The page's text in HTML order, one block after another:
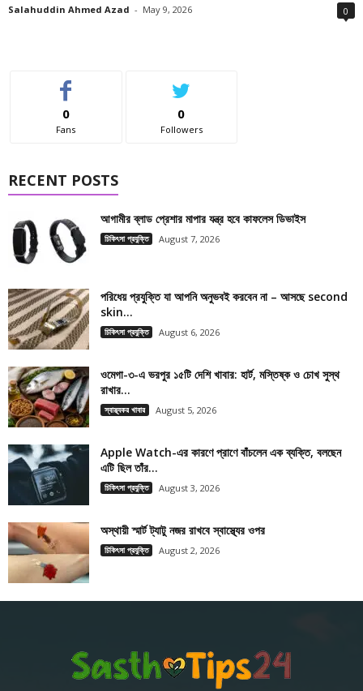
Salahuddin Ahmed Azad - May 9, 2026 0
0
Fans
0
Followers
RECENT POSTS
আগামীর ব্লাড প্রেশার মাপার যন্ত্র হবে কাফলেস ডিভাইস
চিকিৎসা প্রযুক্তি August 7, 2026
পরিধেয় প্রযুক্তি যা আপনি অনুভবই করবেন না – আসছে second
skin...
চিকিৎসা প্রযুক্তি August 6, 2026
ওমেগা-৩-এ ভরপুর ১৫টি দেশি খাবার: হার্ট, মস্তিষ্ক ও চোখ সুস্থ
রাখার...
স্বাস্থ্যকর খাবার August 5, 2026
Apple Watch-এর কারণে প্রাণে বাঁচলেন এক ব্যক্তি, বলছেন
এটি ছিল তাঁর...
চিকিৎসা প্রযুক্তি August 3, 2026
অস্থায়ী স্মার্ট ট্যাটু নজর রাখবে স্বাস্থ্যের ওপর
চিকিৎসা প্রযুক্তি August 2, 2026